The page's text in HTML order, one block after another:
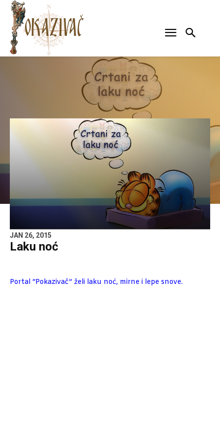
JAN 26, 2015
Laku noć
Portal “Pokazivač” želi laku noć, mirne i lepe snove.